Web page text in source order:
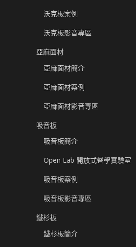
沃克板案例
沃克板影音專區
亞麻面材
亞麻面材簡介
亞麻面材案例
亞麻面材影音專區
吸音板
吸音板簡介
Open Lab 開放式聲學實驗室
吸音板案例
吸音板影音專區
鐵杉板
鐵杉板簡介